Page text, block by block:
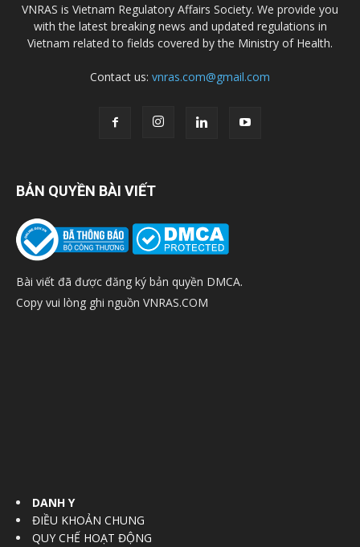
VNRAS is Vietnam Regulatory Affairs Society. We provide you
with the latest breaking news and updated regulations in
Vietnam related to fields covered by the Ministry of Health.
Contact us: vnras.com@gmail.com
BẢN QUYỀN BÀI VIẾT
Bài viết đã được đăng ký bản quyền DMCA.
Copy vui lòng ghi nguồn VNRAS.COM
DANH Y
ĐIỀU KHOẢN CHUNG
QUY CHẾ HOẠT ĐỘNG